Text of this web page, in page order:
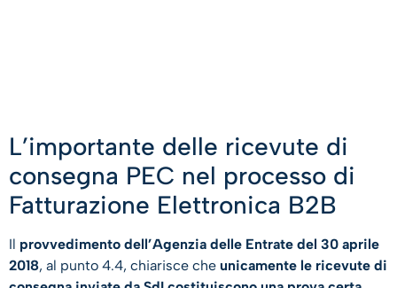
L’importante delle ricevute di
consegna PEC nel processo di
Fatturazione Elettronica B2B
Il provvedimento dell’Agenzia delle Entrate del 30 aprile
2018, al punto 4.4, chiarisce che unicamente le ricevute di